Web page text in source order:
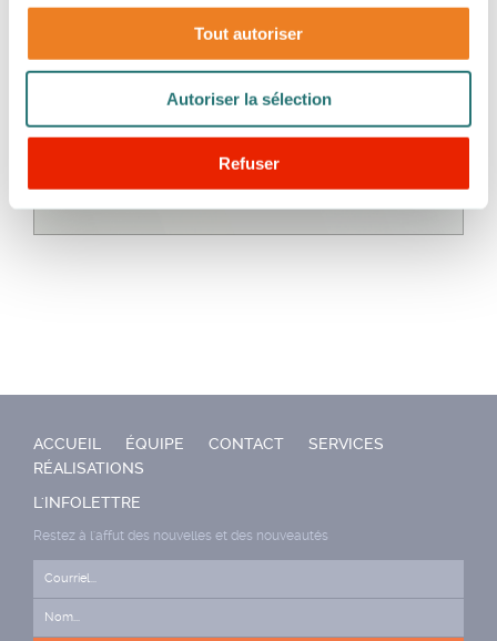
Tout autoriser
Autoriser la sélection
Refuser
ACCUEIL ÉQUIPE CONTACT
SERVICES
RÉALISATIONS
L'INFOLETTRE
Restez à l'affut des nouvelles et des nouveautés